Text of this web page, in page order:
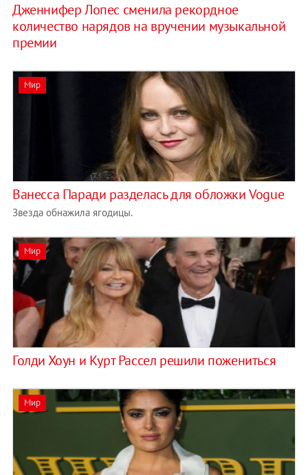
Дженнифер Лопес сменила рекордное
количество нарядов на вручении музыкальной
премии
Мир
Ванесса Паради разделась для обложки Vogue
Звезда обнажила ягодицы.
Мир
Голди Хоун и Курт Рассел решили пожениться
Мир